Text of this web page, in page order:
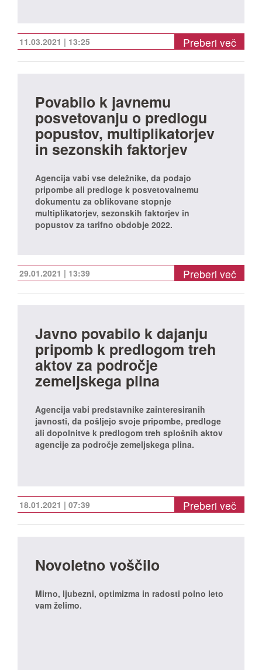
11.03.2021 | 13:25 Preberi več
Povabilo k javnemu
posvetovanju o predlogu
popustov, multiplikatorjev
in sezonskih faktorjev
Agencija vabi vse deležnike, da podajo
pripombe ali predloge k posvetovalnemu
dokumentu za oblikovane stopnje
multiplikatorjev, sezonskih faktorjev in
popustov za tarifno obdobje 2022.
29.01.2021 | 13:39 Preberi več
Javno povabilo k dajanju
pripomb k predlogom treh
aktov za področje
zemeljskega plina
Agencija vabi predstavnike zainteresiranih
javnosti, da pošljejo svoje pripombe, predloge
ali dopolnitve k predlogom treh splošnih aktov
agencije za področje zemeljskega plina.
18.01.2021 | 07:39 Preberi več
Novoletno voščilo
Mirno, ljubezni, optimizma in radosti polno leto
vam želimo.